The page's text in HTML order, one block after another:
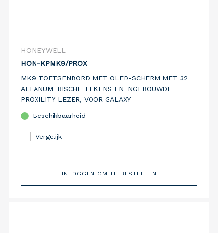
HONEYWELL
HON-KPMK9/PROX
MK9 TOETSENBORD MET OLED-SCHERM MET 32
ALFANUMERISCHE TEKENS EN INGEBOUWDE
PROXILITY LEZER, VOOR GALAXY
Beschikbaarheid
Vergelijk
INLOGGEN OM TE BESTELLEN